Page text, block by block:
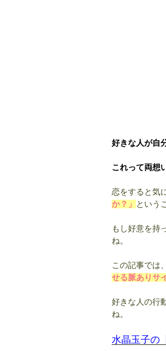
の
好きな人が自
これって両想
恋をすると気
か？」
という
もし好意を持
ね。
この記事では
せる脈ありサ
好きな人の行
ね。
水晶玉子の